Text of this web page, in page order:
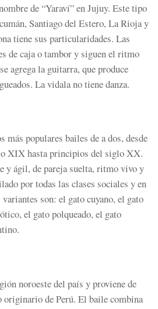
de “Yaraví” en Jujuy. Este tipo
Santiago del Estero, La Rioja y
tiene sus particularidades. Las
de caja o tambor y siguen el ritmo
agrega la guitarra, que produce
La vidala no tiene danza.
más populares bailes de a dos, desde
XIX hasta principios del siglo XX.
y ágil, de pareja suelta, ritmo vivo y
por todas las clases sociales y en
son: el gato cuyano, el gato
el gato polqueado, el gato
noroeste del país y proviene de
originario de Perú. El baile combina